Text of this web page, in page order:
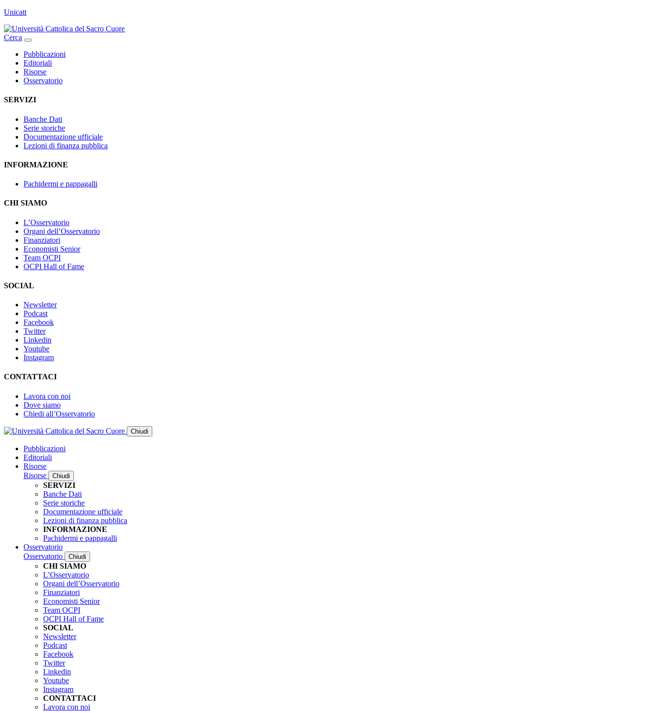
Unicatt
Cerca
Pubblicazioni
Editoriali
Risorse
Osservatorio
SERVIZI
Banche Dati
Serie storiche
Documentazione ufficiale
Lezioni di finanza pubblica
INFORMAZIONE
Pachidermi e pappagalli
CHI SIAMO
L’Osservatorio
Organi dell’Osservatorio
Finanziatori
Economisti Senior
Team OCPI
OCPI Hall of Fame
SOCIAL
Newsletter
Podcast
Facebook
Twitter
Linkedin
Youtube
Instagram
CONTATTACI
Lavora con noi
Dove siamo
Chiedi all’Osservatorio
Chiudi
Pubblicazioni
Editoriali
Risorse
Risorse
Chiudi
SERVIZI
Banche Dati
Serie storiche
Documentazione ufficiale
Lezioni di finanza pubblica
INFORMAZIONE
Pachidermi e pappagalli
Osservatorio
Osservatorio
Chiudi
CHI SIAMO
L’Osservatorio
Organi dell’Osservatorio
Finanziatori
Economisti Senior
Team OCPI
OCPI Hall of Fame
SOCIAL
Newsletter
Podcast
Facebook
Twitter
Linkedin
Youtube
Instagram
CONTATTACI
Lavora con noi